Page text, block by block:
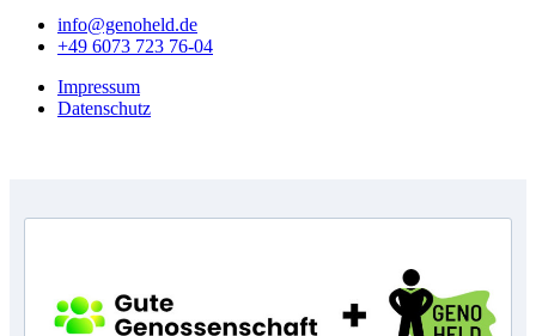
info@genoheld.de
+49 6073 723 76-04
Impressum
Datenschutz